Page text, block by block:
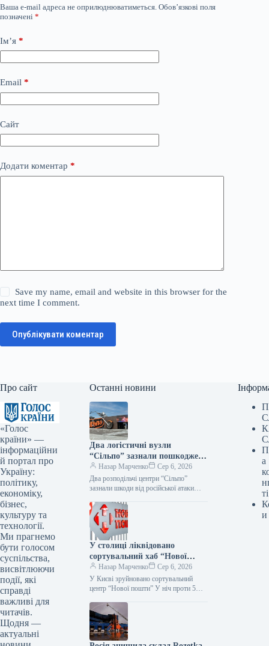
Ваша e-mail адреса не оприлюднюватиметься. Обов’язкові поля
позначені *
Ім’я *
Email *
Сайт
Додати коментар *
Save my name, email and website in this browser for the
next time I comment.
Опублікувати коментар
Про сайт
«Голос
країни» —
інформаційни
й портал про
Україну:
політику,
економіку,
бізнес,
культуру та
технології.
Ми прагнемо
бути голосом
суспільства,
висвітлюючи
події, які
справді
важливі для
читачів.
Щодня —
актуальні
Останні новини
Два логістичні вузли
“Сільпо” зазнали пошкоджень
від російського нападу —
Delo.ua
Назар Марченко
Сер 6, 2026
Два розподільчі центри “Сільпо”
зазнали шкоди від російської атаки
серпня, спалахнули пожежі на двох…
У столиці ліквідовано
сортувальний хаб “Нової
пошти”: три жертви —
Delo.ua
Назар Марченко
Сер 6, 2026
У Києві зруйновано сортувальний
центр “Нової пошти” У ніч проти 5
а
ті
и